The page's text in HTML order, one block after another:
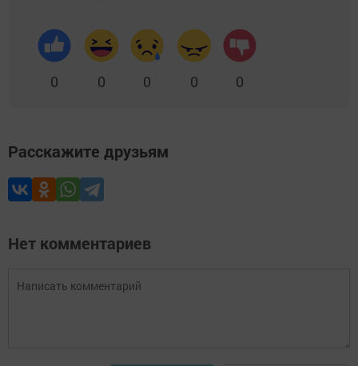
0 0 0 0 0
Расскажите друзьям
Нет комментариев